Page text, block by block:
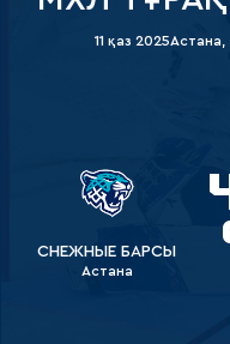
11 қаз 2025Астана,
СНЕЖНЫЕ БАРСЫ
Астана